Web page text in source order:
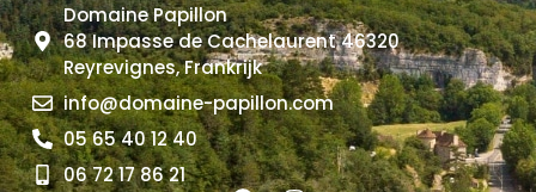
Domaine Papillon
68 Impasse de Cachelaurent 46320
Reyrevignes, Frankrijk
info@domaine-papillon.com
05 65 40 12 40
06 72 17 86 21